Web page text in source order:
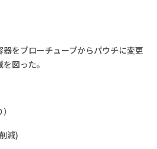
をブローチューブからパウチに変更
図った。
減)